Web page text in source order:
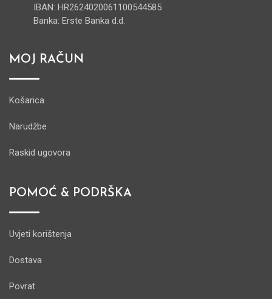
IBAN: HR2624020061100544585
Banka: Erste Banka d.d.
MOJ RAČUN
Košarica
Narudžbe
Raskid ugovora
POMOĆ & PODRŠKA
Uvjeti korištenja
Dostava
Povrat